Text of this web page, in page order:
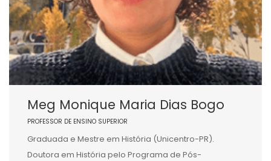
Meg Monique Maria Dias Bogo
PROFESSOR DE ENSINO SUPERIOR
Graduada e Mestre em História (Unicentro-PR).
Doutora em História pelo Programa de Pós-